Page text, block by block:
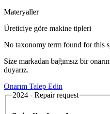
Materyaller
Üreticiye göre makine tipleri
No taxonomy term found for this
Size markadan bağımsız bir
duyarız.
Onarım Talep Edin
2024 - Repair request